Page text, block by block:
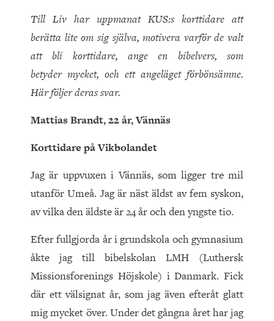
Till Liv har uppmanat KUS:s korttidare att
berätta lite om sig själva, motivera varför de valt
att bli korttidare, ange en bibelvers, som
betyder mycket, och ett angeläget förbönsämne.
Här följer deras svar.
Mattias Brandt, 22 år, Vännäs
Korttidare på Vikbolandet
Jag är uppvuxen i Vännäs, som ligger tre mil
utanför Umeå. Jag är näst äldst av fem syskon,
av vilka den äldste är 24 år och den yngste tio.
Efter fullgjorda år i grundskola och gymnasium
åkte jag till bibelskolan LMH (Luthersk
Missionsforenings Höjskole) i Danmark. Fick
där ett välsignat år, som jag även efteråt glatt
mig mycket över. Under det gångna året har jag